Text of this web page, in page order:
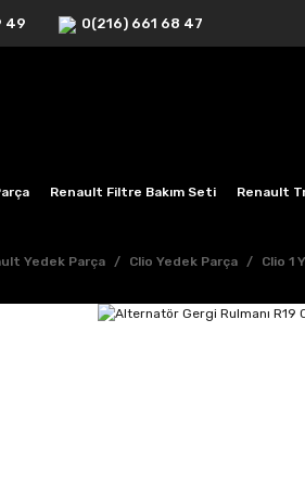
49 0(216) 661 68 47
Renault Filtre Bakım Seti Renault
Yedek Parça Clio Yedek Parça Clio 1